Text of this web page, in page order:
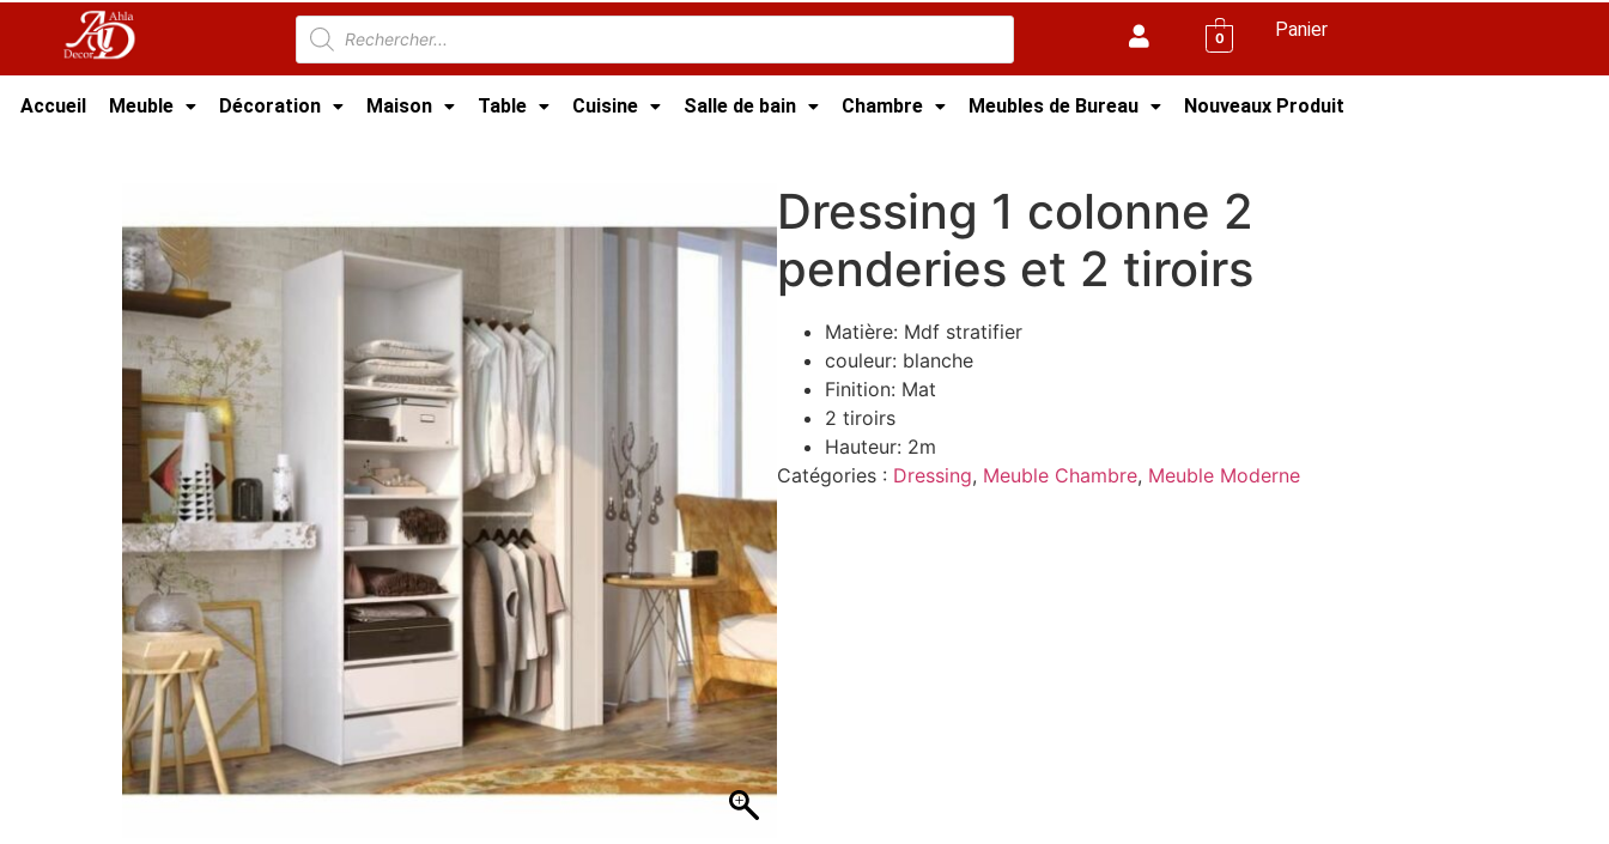
0 Panier
Accueil Meuble Décoration Maison Table Cuisine Salle de bain Chambre Meubles de Bureau Nouveaux Produit
Dressing 1 colonne 2
penderies et 2 tiroirs
Matière: Mdf stratifier
couleur: blanche
Finition: Mat
2 tiroirs
Hauteur: 2m
Catégories : Dressing, Meuble Chambre, Meuble Moderne